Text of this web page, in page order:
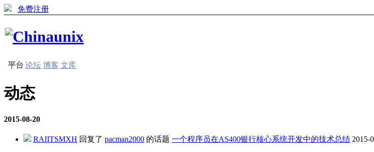
免费注册
平台 论坛 博客 文库
动态
2015-08-20
RAIITSMXH 回复了 pacman2000 的话题 一个程序员在AS400银行核心系统开发中的技术总结 2015-